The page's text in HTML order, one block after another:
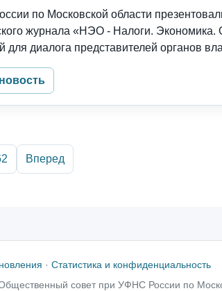
по Московской области
журнала «НЭО - Налоги. Экономика.
для диалога представителей органов
Вперед
· Статистика и конфиденциальность
совет при УФНС России по